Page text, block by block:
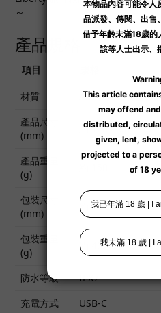
～
產品規格
項目
材質
ABS、人體安全矽
產品尺寸
(mm)
約 120 × 60 × 50
產品重量
(g)
包裝尺寸
(mm)
約 164 × 115 × 67
包裝重量
(g)
約 402
防水等級
IPX7
充電方式
USB-C